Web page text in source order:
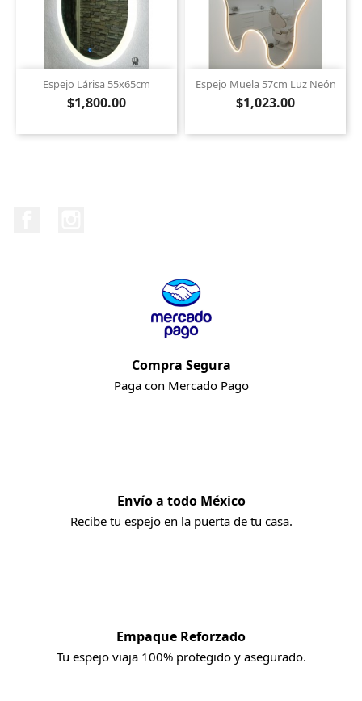
Espejo Lárisa 55x65cm
$1,800.00
Espejo Muela 57cm Luz Neón
$1,023.00
Compra Segura
Paga con Mercado Pago
Envío a todo México
Recibe tu espejo en la puerta de tu casa.
Empaque Reforzado
Tu espejo viaja 100% protegido y asegurado.